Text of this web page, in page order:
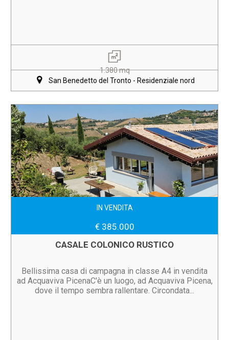
1.380 mq
San Benedetto del Tronto - Residenziale nord
IN VENDITA
€ 385.000
CASALE COLONICO RUSTICO
Bellissima casa di campagna in classe A4 in vendita
ad Acquaviva PicenaC'è un luogo, ad Acquaviva Picena,
dove il tempo sembra rallentare. Circondata...